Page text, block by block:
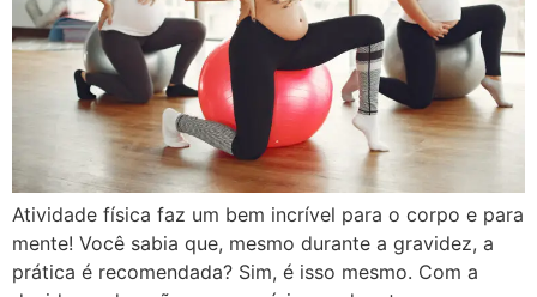
Atividade física faz um bem incrível para o corpo e para
mente! Você sabia que, mesmo durante a gravidez, a
prática é recomendada? Sim, é isso mesmo. Com a